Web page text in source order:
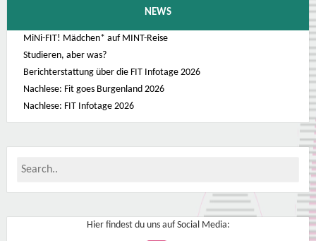
NEWS
MiNi-FIT! Mädchen* auf MINT-Reise
Studieren, aber was?
Berichterstattung über die FIT Infotage 2026
Nachlese: Fit goes Burgenland 2026
Nachlese: FIT Infotage 2026
Hier findest du uns auf Social Media: